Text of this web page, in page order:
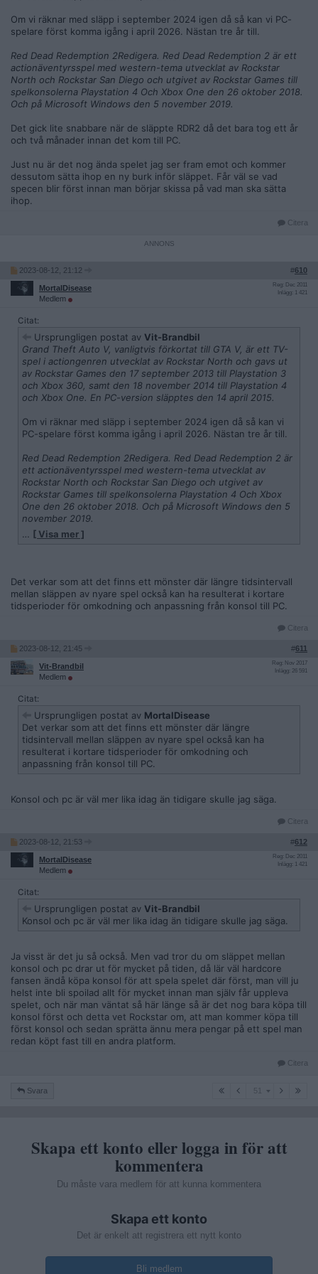
Om vi räknar med släpp i september 2024 igen då så kan vi PC-
spelare först komma igång i april 2026. Nästan tre år till.
Red Dead Redemption 2Redigera. Red Dead Redemption 2 är ett
actionäventyrsspel med western-tema utvecklat av Rockstar
North och Rockstar San Diego och utgivet av Rockstar Games till
spelkonsolerna Playstation 4 Och Xbox One den 26 oktober 2018.
Och på Microsoft Windows den 5 november 2019.
Det gick lite snabbare när de släppte RDR2 då det bara tog ett år
och två månader innan det kom till PC.
Just nu är det nog ända spelet jag ser fram emot och kommer
dessutom sätta ihop en ny burk inför släppet. Får väl se vad
specen blir först innan man börjar skissa på vad man ska sätta
ihop.
Citera
2023-08-12, 21:12 #610
MortalDisease
Medlem
Reg: Dec 2011
Inlägg: 1 421
Citat:
Ursprungligen postat av Vit-Brandbil
Grand Theft Auto V, vanligtvis förkortat till GTA V, är ett TV-
spel i actiongenren utvecklat av Rockstar North och gavs ut
av Rockstar Games den 17 september 2013 till Playstation 3
och Xbox 360, samt den 18 november 2014 till Playstation 4
och Xbox One. En PC-version släpptes den 14 april 2015.
Om vi räknar med släpp i september 2024 igen då så kan vi
PC-spelare först komma igång i april 2026. Nästan tre år till.
Red Dead Redemption 2Redigera. Red Dead Redemption 2 är
ett actionäventyrsspel med western-tema utvecklat av
Rockstar North och Rockstar San Diego och utgivet av
Rockstar Games till spelkonsolerna Playstation 4 Och Xbox
One den 26 oktober 2018. Och på Microsoft Windows den 5
november 2019.
Det gick lite snabbare när de släppte RDR2 då det bara tog
Just nu är det nog ända spelet jag ser fram emot och
kommer dessutom sätta ihop en ny burk inför släppet. Får väl
se vad specen blir först innan man börjar skissa på vad man
ska sätta ihop.
… [ Visa mer ]
Det verkar som att det finns ett mönster där längre tidsintervall
mellan släppen av nyare spel också kan ha resulterat i kortare
tidsperioder för omkodning och anpassning från konsol till PC.
Citera
2023-08-12, 21:45 #611
Vit-Brandbil
Medlem
Reg: Nov 2017
Inlägg: 26 591
Citat:
Ursprungligen postat av MortalDisease
Det verkar som att det finns ett mönster där längre
tidsintervall mellan släppen av nyare spel också kan ha
resulterat i kortare tidsperioder för omkodning och
anpassning från konsol till PC.
Konsol och pc är väl mer lika idag än tidigare skulle jag säga.
Citera
2023-08-12, 21:53 #612
MortalDisease
Medlem
Reg: Dec 2011
Inlägg: 1 421
Citat:
Ursprungligen postat av Vit-Brandbil
Konsol och pc är väl mer lika idag än tidigare skulle jag säga.
Ja visst är det ju så också. Men vad tror du om släppet mellan
konsol och pc drar ut för mycket på tiden, då lär väl hardcore
fansen ändå köpa konsol för att spela spelet där först, man vill ju
helst inte bli spoilad allt för mycket innan man själv får uppleva
spelet, och när man väntat så här länge så är det nog bara köpa till
konsol först och detta vet Rockstar om, att man kommer köpa till
först konsol och sedan sprätta ännu mera pengar på ett spel man
redan köpt fast till en andra platform.
Citera
Svara 51 51
Skapa ett konto eller logga in för att
kommentera
Du måste vara medlem för att kunna kommentera
Skapa ett konto
Det är enkelt att registrera ett nytt konto
Bli medlem